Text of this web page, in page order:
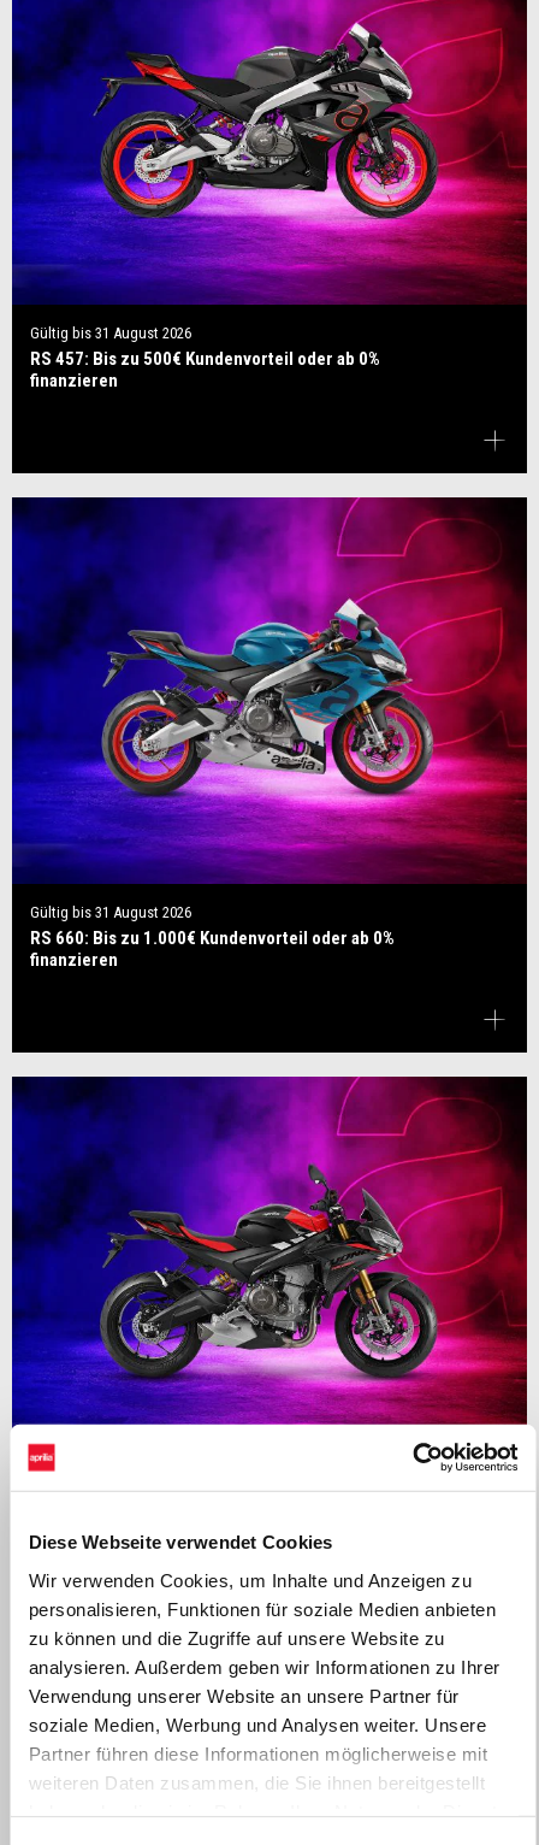
Diese Webseite verwendet Cookies
Wir verwenden Cookies, um Inhalte und Anzeigen zu
personalisieren, Funktionen für soziale Medien anbieten
zu können und die Zugriffe auf unsere Website zu
analysieren. Außerdem geben wir Informationen zu Ihrer
Verwendung unserer Website an unsere Partner für
soziale Medien, Werbung und Analysen weiter. Unsere
Partner führen diese Informationen möglicherweise mit
weiteren Daten zusammen, die Sie ihnen bereitgestellt
Gültig bis 31 August 2026
RS 457: Bis zu 500€ Kundenvorteil oder ab 0%
finanzieren
Gültig bis 31 August 2026
RS 660: Bis zu 1.000€ Kundenvorteil oder ab 0%
finanzieren
Gültig bis31 August 2026
ab 0% finanzieren